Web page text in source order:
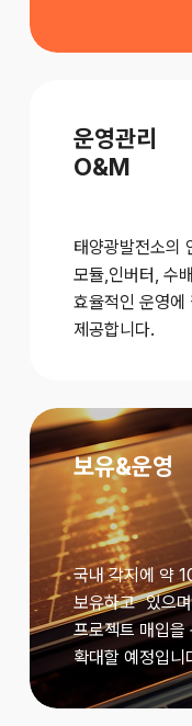
운영관리
O&M
태양광발전소의
모듈,인버터, 수
효율적인 운영에
제공합니다.
보유&운영
국내 각지에 약
보유하고 있으
프로젝트 매입을
확대할 예정입니